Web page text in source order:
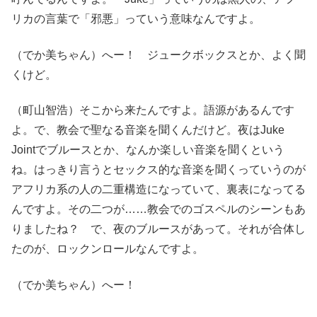
リカの言葉で「邪悪」っていう意味なんですよ。
（でか美ちゃん）へー！ ジュークボックスとか、よく聞
くけど。
（町山智浩）そこから来たんですよ。語源があるんです
よ。で、教会で聖なる音楽を聞くんだけど。夜はJuke
Jointでブルースとか、なんか楽しい音楽を聞くという
ね。はっきり言うとセックス的な音楽を聞くっていうのが
アフリカ系の人の二重構造になっていて、裏表になってる
んですよ。その二つが……教会でのゴスペルのシーンもあ
りましたね？ で、夜のブルースがあって。それが合体し
たのが、ロックンロールなんですよ。
（でか美ちゃん）へー！